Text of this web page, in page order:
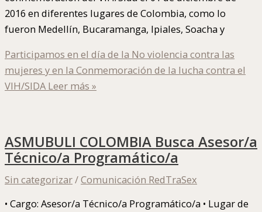
2016 en diferentes lugares de Colombia, como lo
fueron Medellín, Bucaramanga, Ipiales, Soacha y
Participamos en el día de la No violencia contra las
mujeres y en la Conmemoración de la lucha contra el
VIH/SIDA Leer más »
ASMUBULI COLOMBIA Busca Asesor/a
Técnico/a Programático/a
Sin categorizar/Comunicación RedTraSex
• Cargo: Asesor/a Técnico/a Programático/a • Lugar de